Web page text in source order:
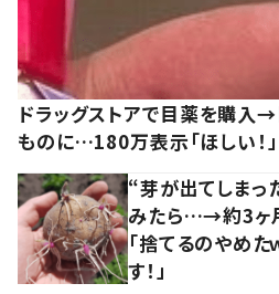
ドラッグストアで目薬を購入
ものに…180万表示「ほしい！」
“芽が出てしまっ
みたら…→約3ヶ
「捨てるのやめた
す！」